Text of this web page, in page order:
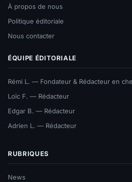
À propos de nous
Politique éditoriale
Nous contacter
ÉQUIPE ÉDITORIALE
Rémi L. — Fondateur & Rédacteur en
Loïc F. — Rédacteur
Edgar B. — Rédacteur
Adrien L. — Rédacteur
RUBRIQUES
News